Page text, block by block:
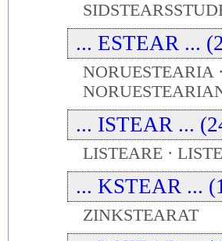
... ESTEAR ...
NORUESTEARIA
... ISTEAR ...
LISTEARE ·
... KSTEAR ...
ZINKSTEARAT